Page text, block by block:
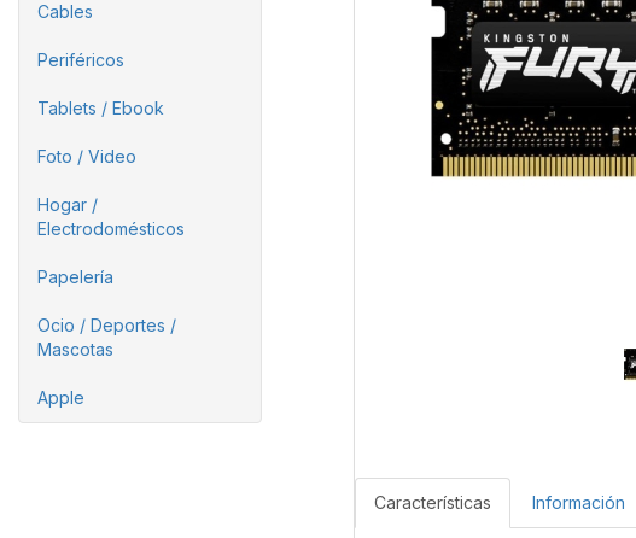
Cables
Periféricos
Tablets / Ebook
Foto / Video
Hogar /
Electrodomésticos
Papelería
Ocio / Deportes /
Mascotas
Apple
Características Información